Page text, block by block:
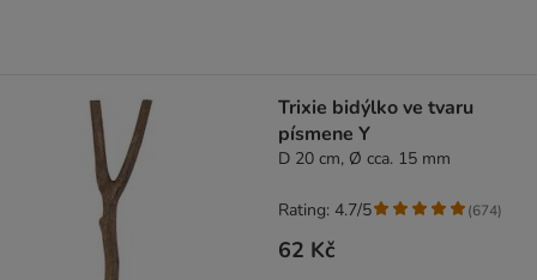
Trixie bidýlko ve tvaru
písmene Y
D 20 cm, Ø cca. 15 mm
62 Kč
Rating: 4.7/5 (674)